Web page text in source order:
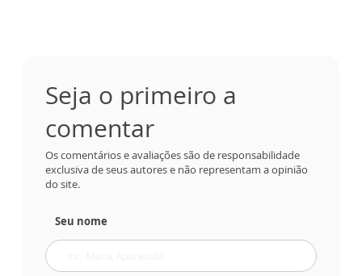
Seja o primeiro a
comentar
Os comentários e avaliações são de responsabilidade
exclusiva de seus autores e não representam a opinião
do site.
Seu nome